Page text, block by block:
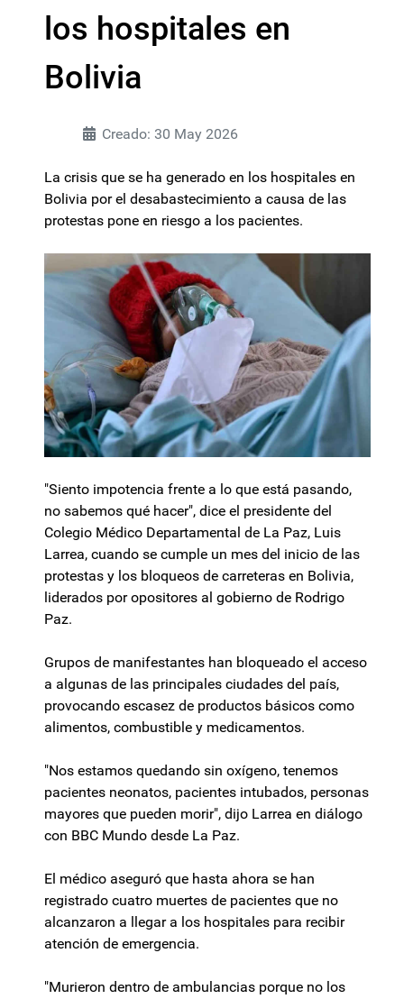
los hospitales en
Bolivia
Creado: 30 May 2026
La crisis que se ha generado en los hospitales en
Bolivia por el desabastecimiento a causa de las
protestas pone en riesgo a los pacientes.
"Siento impotencia frente a lo que está pasando,
no sabemos qué hacer", dice el presidente del
Colegio Médico Departamental de La Paz, Luis
Larrea, cuando se cumple un mes del inicio de las
protestas y los bloqueos de carreteras en Bolivia,
liderados por opositores al gobierno de Rodrigo
Paz.
Grupos de manifestantes han bloqueado el acceso
a algunas de las principales ciudades del país,
provocando escasez de productos básicos como
alimentos, combustible y medicamentos.
"Nos estamos quedando sin oxígeno, tenemos
pacientes neonatos, pacientes intubados, personas
mayores que pueden morir", dijo Larrea en diálogo
con BBC Mundo desde La Paz.
El médico aseguró que hasta ahora se han
registrado cuatro muertes de pacientes que no
alcanzaron a llegar a los hospitales para recibir
atención de emergencia.
"Murieron dentro de ambulancias porque no los